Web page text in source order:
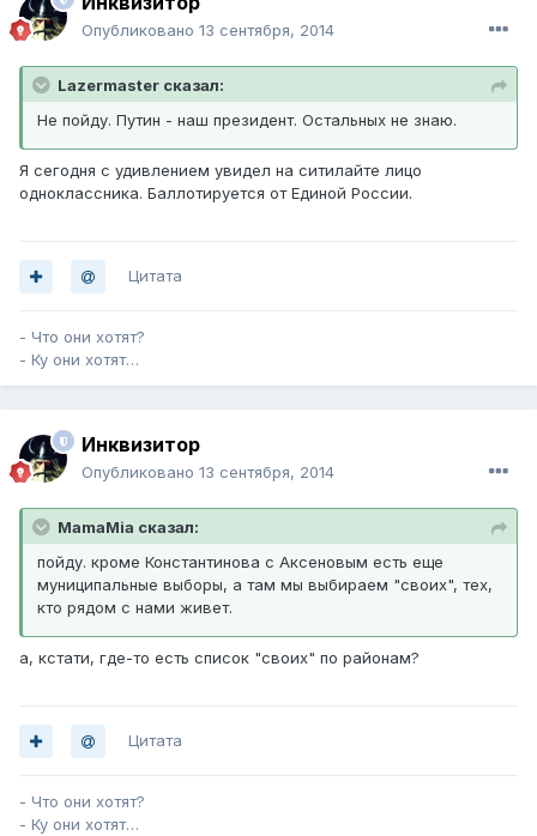
Опубликовано 13 сентября, 2014
Lazermaster сказал:
Не пойду. Путин - наш президент. Остальных не знаю.
Я сегодня с удивлением увидел на ситилайте лицо
одноклассника. Баллотируется от Единой России.
Цитата
- Что они хотят?
- Ку они хотят…
Инквизитор
Опубликовано 13 сентября, 2014
MamaMia сказал:
пойду. кроме Константинова с Аксеновым есть еще
муниципальные выборы, а там мы выбираем "своих", тех,
кто рядом с нами живет.
а, кстати, где-то есть список "своих" по районам?
Цитата
- Что они хотят?
- Ку они хотят…